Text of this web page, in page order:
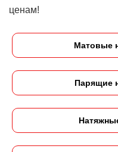
ценам!
Матовые
Парящие